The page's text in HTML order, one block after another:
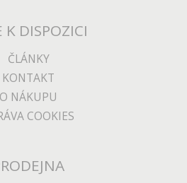
K DISPOZICI
ČLÁNKY
KONTAKT
O NÁKUPU
COOKIES